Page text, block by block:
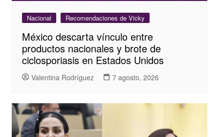
Nacional Recomendaciones de Vicky
México descarta vínculo entre
productos nacionales y brote de
ciclosporiasis en Estados Unidos
Valentina Rodríguez 7 agosto, 2026